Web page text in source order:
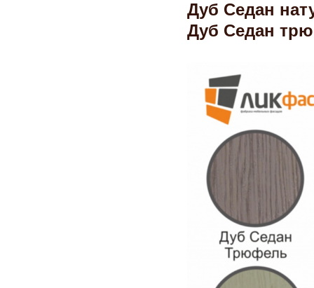
Дуб Седан
Дуб Седан